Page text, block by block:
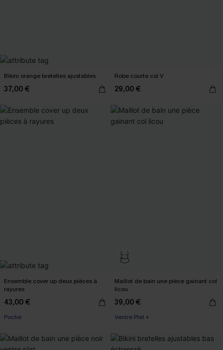
Bikini orange bretelles ajustables
37,00 €
Robe courte col V
29,00 €
Ensemble cover up deux pièces à
rayures
43,00 €
Poche
Maillot de bain une pièce gainant col
licou
39,00 €
Ventre Plat +